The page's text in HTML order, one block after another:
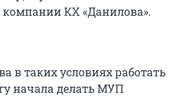
КХ «Данилова».
в таких условиях работать
начала делать МУП